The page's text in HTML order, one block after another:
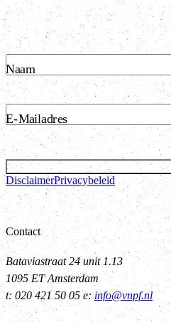
Naam
E-Mailadres
DisclaimerPrivacybeleid
Contact
Bataviastraat 24 unit 1.13
1095 ET Amsterdam
t: 020 421 50 05 e: info@vnpf.nl